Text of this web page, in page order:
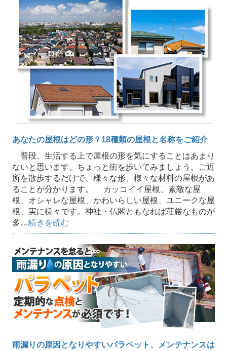
あなたの屋根はどの形？18種類の屋根と名称をご紹介
普段、生活する上で屋根の形を気にすることはあまり
ないと思います。ちょっと街を歩いてみましょう。ご近
所を散歩するだけで、様々な形、様々な材料の屋根があ
ることが分かります。 カッコイイ屋根、素敵な屋
根、オシャレな屋根、かわいらしい屋根、ユニークな屋
根、実に様々です。神社・仏閣ともなれば荘厳なものが
多…続きを読む
雨漏りの原因となりやすいパラペット、メンテナンスは